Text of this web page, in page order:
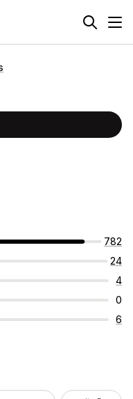
782
24
4
0
6